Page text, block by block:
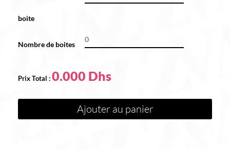
boite
Nombre de boites
0.000
Ajouter au panier